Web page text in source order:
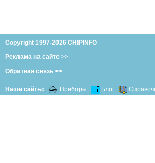
Copyright 1997-2026 CHIPINFO
Реклама на сайте >>
Обратная связь >>
Наши сайты: Приборы Блог